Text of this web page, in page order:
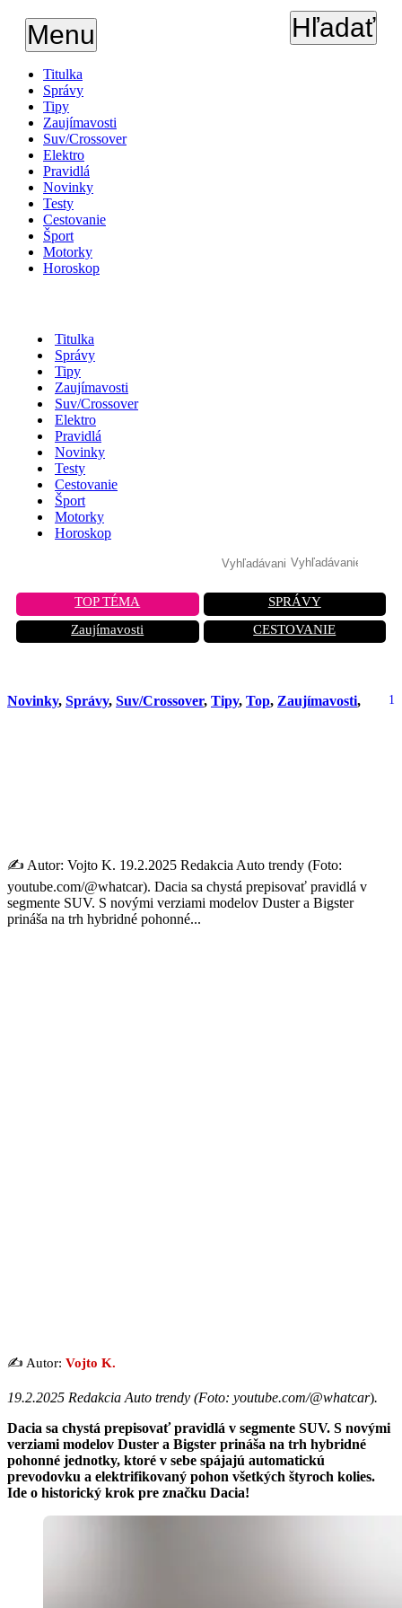
Menu Hľadať
Titulka
Správy
Tipy
Zaujímavosti
Suv/Crossover
Elektro
Pravidlá
Novinky
Testy
Cestovanie
Šport
Motorky
Horoskop
Titulka
Správy
Tipy
Zaujímavosti
Suv/Crossover
Elektro
Pravidlá
Novinky
Testy
Cestovanie
Šport
Motorky
Horoskop
TOP TÉMA
SPRÁVY
Zaujímavosti
CESTOVANIE
Novinky, Správy, Suv/Crossover, Tipy, Top, Zaujímavosti, 1
✍️ Autor: Vojto K. 19.2.2025 Redakcia Auto trendy (Foto:
youtube.com/@whatcar). Dacia sa chystá prepisovať pravidlá v
segmente SUV. S novými verziami modelov Duster a Bigster
prináša na trh hybridné pohonné...
✍️ Autor: Vojto K.
19.2.2025 Redakcia Auto trendy (Foto: youtube.com/@whatcar).
Dacia sa chystá prepisovať pravidlá v segmente SUV. S novými
verziami modelov Duster a Bigster prináša na trh hybridné
pohonné jednotky, ktoré v sebe spájajú automatickú
prevodovku a elektrifikovaný pohon všetkých štyroch kolies.
Ide o historický krok pre značku Dacia!